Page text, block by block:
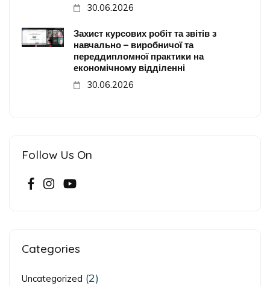
30.06.2026
Захист курсових робіт та звітів з
навчально – виробничої та
переддипломної практики на
економічному відділенні
30.06.2026
Follow Us On
Categories
Uncategorized (2)